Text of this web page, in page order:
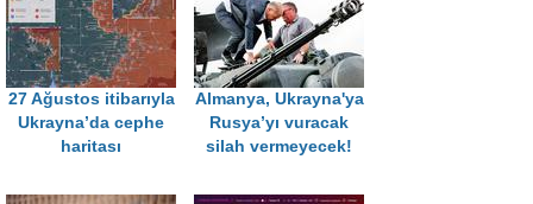
27 Ağustos itibarıyla
Ukrayna’da cephe
haritası
Almanya, Ukrayna'ya
Rusya’yı vuracak
silah vermeyecek!